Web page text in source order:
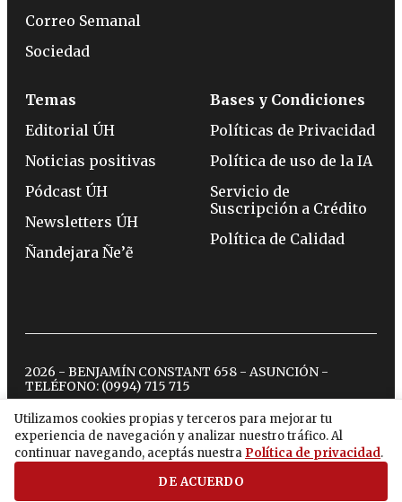
Utilizamos cookies propias y terceros para mejorar tu
experiencia de navegación y analizar nuestro tráfico. Al
continuar navegando, aceptás nuestra Política de privacidad.
DE ACUERDO
Correo Semanal
Sociedad
Temas
Editorial ÚH
Noticias positivas
Pódcast ÚH
Newsletters ÚH
Ñandejara Ñe’ẽ
Bases y Condiciones
Políticas de Privacidad
Política de uso de la IA
Servicio de
Suscripción a Crédito
Política de Calidad
2026 - BENJAMÍN CONSTANT 658 - ASUNCIÓN -
TELÉFONO: (0994) 715 715
twitterinstagram
facebook
tiktokyoutubespotify